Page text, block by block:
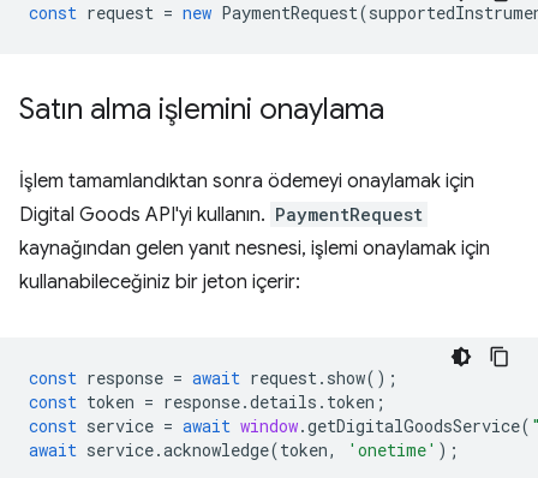
const request = new PaymentRequest(
Satın alma işlemini onaylama
İşlem tamamlandıktan sonra ödemeyi onaylamak için
Digital Goods API'yi kullanın. PaymentRequest
kaynağından gelen yanıt nesnesi, işlemi onaylamak için
kullanabileceğiniz bir jeton içerir:
const response = await request. show();
const token = response.details . token ;
const service = await window.getDigitalGoodsService(
await service.acknowledge(token, 'onetime' );